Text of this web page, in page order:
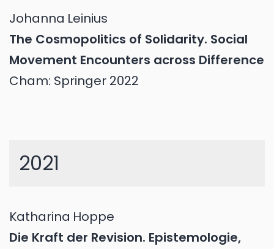
Johanna Leinius
The Cosmopolitics of Solidarity. Social
Movement Encounters across Difference
Cham: Springer 2022
2021
Katharina Hoppe
Die Kraft der Revision. Epistemologie,